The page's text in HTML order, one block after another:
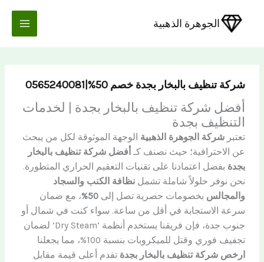
الجوهرة الذهبية
شركة تنظيف بالبخار بجدة خصم 50%|0565240081
أفضل شركة تنظيف بالبخار بجدة | لخدمات
التنظيف بجدة
تعتبرشركة الجوهرة الذهبية الوجهة الموثوقة لكل من يبحث
عن الاحترافية؛ حيث نصنف كـ أفضل شركة تنظيف بالبخار
بجدة بفضل اعتمادنا على تقنيات التعقيم الحراري المتطورة.
نحن نوفر حلولاً شاملة تشملنظافة الكنب والسجاد
والمجالس بخصومات حصرية تصل إلى50%
، مع ضمان
سرعة الاستجابة في أقل من ساعة. سواء كنت في شمال أو
جنوب جدة، فإن فريقنا يستخدم أنظمة ‘Dry Steam’ لضمان
تجفيف فوري وقتل للميكروبات بنسبة 100%، مما يجعلنا
ارخص شركة تنظيف بالبخار بجدة تقدم أعلى قيمة مقابل